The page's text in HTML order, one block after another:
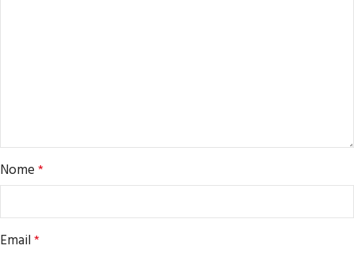
Nome*
Email*